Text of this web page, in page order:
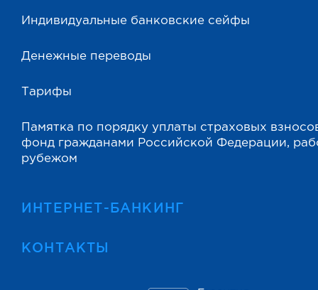
Индивидуальные банковские сейфы
Денежные переводы
Тарифы
Памятка по порядку уплаты страховых
фонд гражданами Российской Федерации,
рубежом
ИНТЕРНЕТ-БАНКИНГ
КОНТАКТЫ